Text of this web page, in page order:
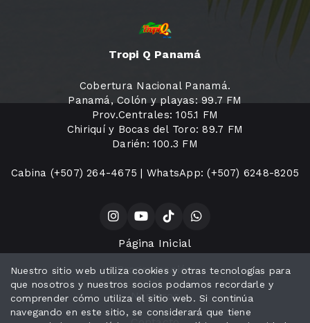
Tropi Q Panamá
Cobertura Nacional Panamá.
Panamá, Colón y playas: 99.7 FM
Prov.Centrales: 105.1 FM
Chiriquí y Bocas del Toro: 89.7 FM
Darién: 100.3 FM
Cabina (+507) 264-4675 | WhatsApp: (+507) 6248-8205
Página Inicial
Programación
Nosotros
Nuestro sitio web utiliza cookies y otras tecnologías para
que nosotros y nuestros socios podamos recordarle y
comprender cómo utiliza el sitio web. Si continúa
navegando en este sitio, se considerará que tiene